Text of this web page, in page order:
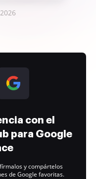
con el
para Google
y compártelos
de Google favoritas.